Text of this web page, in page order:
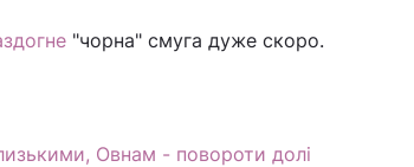
"чорна" смуга дуже скоро.
Овнам - повороти долі